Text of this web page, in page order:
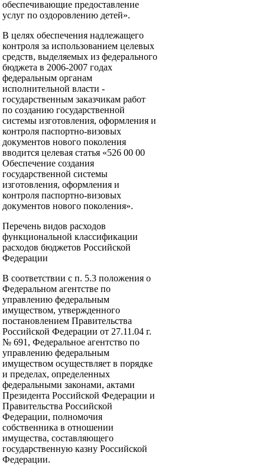
обеспечивающие предоставление
услуг по оздоровлению детей».
В целях обеспечения надлежащего
контроля за использованием целевых
средств, выделяемых из федерального
бюджета в 2006-2007 годах
федеральным органам
исполнительной власти -
государственным заказчикам работ
по созданию государственной
системы изготовления, оформления и
контроля паспортно-визовых
документов нового поколения
вводится целевая статья «526 00 00
Обеспечение создания
государственной системы
изготовления, оформления и
контроля паспортно-визовых
документов нового поколения».
Перечень видов расходов
функциональной классификации
расходов бюджетов Российской
Федерации
В соответствии с п. 5.3 положения о
Федеральном агентстве по
управлению федеральным
имуществом, утвержденного
постановлением Правительства
Российской Федерации от 27.11.04 г.
№ 691, Федеральное агентство по
управлению федеральным
имуществом осуществляет в порядке
и пределах, определенных
федеральными законами, актами
Президента Российской Федерации и
Правительства Российской
Федерации, полномочия
собственника в отношении
имущества, составляющего
государственную казну Российской
Федерации.